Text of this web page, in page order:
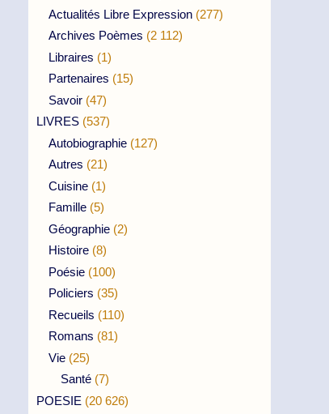
Actualités Libre Expression (277)
Archives Poèmes (2 112)
Libraires (1)
Partenaires (15)
Savoir (47)
LIVRES (537)
Autobiographie (127)
Autres (21)
Cuisine (1)
Famille (5)
Géographie (2)
Histoire (8)
Poésie (100)
Policiers (35)
Recueils (110)
Romans (81)
Vie (25)
Santé (7)
POESIE (20 626)